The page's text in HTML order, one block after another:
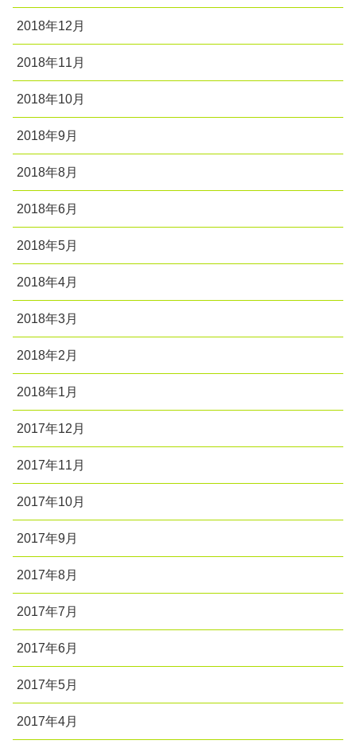
2018年12月
2018年11月
2018年10月
2018年9月
2018年8月
2018年6月
2018年5月
2018年4月
2018年3月
2018年2月
2018年1月
2017年12月
2017年11月
2017年10月
2017年9月
2017年8月
2017年7月
2017年6月
2017年5月
2017年4月